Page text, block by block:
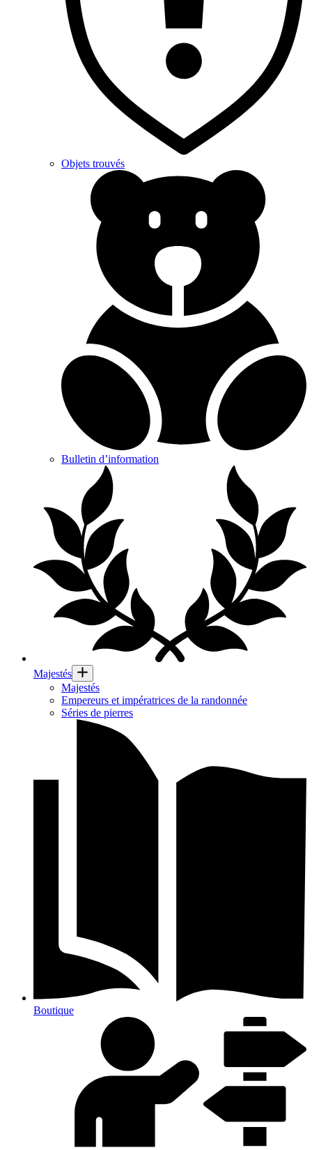
Objets trouvés
Bulletin d’information
Majestés
Majestés
Empereurs et impératrices de la randonnée
Séries de pierres
Boutique